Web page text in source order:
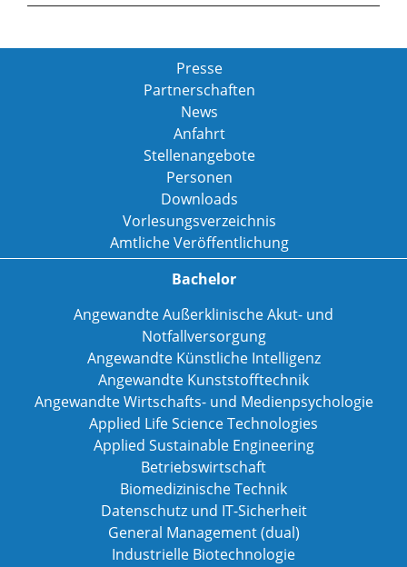
Presse
Partnerschaften
News
Anfahrt
Stellenangebote
Personen
Downloads
Vorlesungsverzeichnis
Amtliche Veröffentlichung
Bachelor
Angewandte Außerklinische Akut- und
Notfallversorgung
Angewandte Künstliche Intelligenz
Angewandte Kunststofftechnik
Angewandte Wirtschafts- und Medienpsychologie
Applied Life Science Technologies
Applied Sustainable Engineering
Betriebswirtschaft
Biomedizinische Technik
Datenschutz und IT-Sicherheit
General Management (dual)
Industrielle Biotechnologie